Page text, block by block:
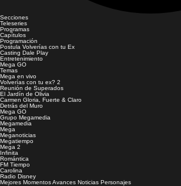
Secciones
Teleseries
Programas
Capítulos
Programación
Postula Volverías con tu Ex
Casting Dale Play
Entretenimiento
Mega GO
Temas
Mega en vivo
Volverías con tu ex? 2
Reunión de Superados
El Jardín de Olivia
Carmen Gloria, Fuerte & Claro
Detrás del Muro
Mega GO
Grupo Megamedia
Megamedia
Mega
Meganoticias
Megatiempo
Mega 2
Infinita
Romántica
FM Tiempo
Carolina
Radio Disney
Mejores MomentosAvances Noticias Personajes